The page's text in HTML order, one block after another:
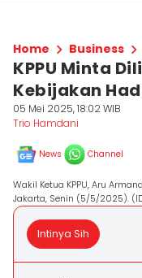
Home Business
KPPU Minta
Kebijakan
05 Mei 2025, 18:02 WIB
Trio Hamdani
News Channel
Wakil Ketua KPPU, Aru
Jakarta, Senin (5/5/2025).
Intinya Sih